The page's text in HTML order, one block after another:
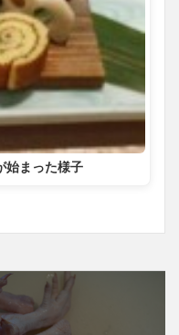
始まった様子